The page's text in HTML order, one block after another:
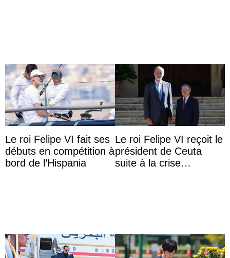
Le roi Felipe VI fait ses
débuts en compétition à
bord de l’Hispania
Le roi Felipe VI reçoit le
président de Ceuta
suite à la crise